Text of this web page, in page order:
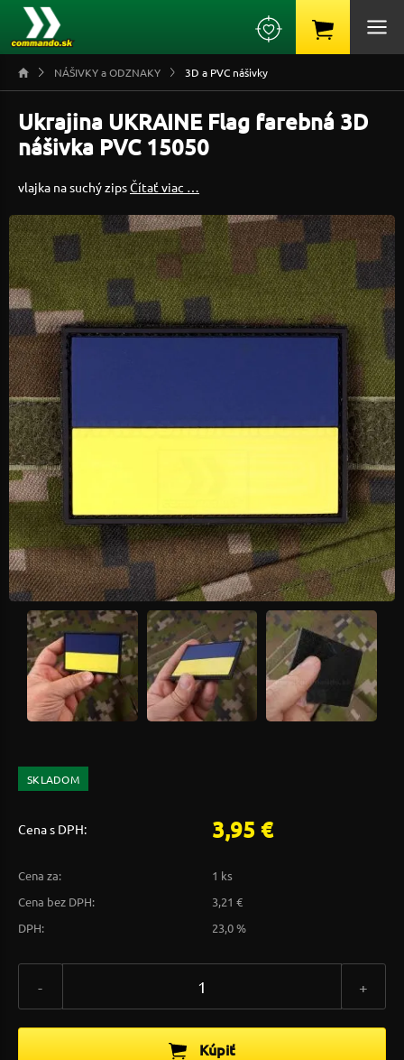
NÁŠIVKY a ODZNAKY 3D a PVC nášivky
Ukrajina UKRAINE Flag farebná 3D
nášivka PVC 15050
vlajka na suchý zipsČítať viac …
SKLADOM
Cena s DPH: 3,95 €
Cena za:
1 ks
Cena bez DPH:
3,21 €
DPH:
23,0 %
- +
Kúpiť